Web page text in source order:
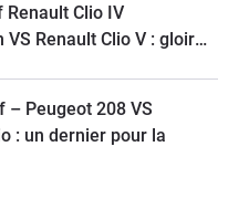
Clio IV
VS Renault Clio V : gloire
– Peugeot 208 VS
: un dernier pour la